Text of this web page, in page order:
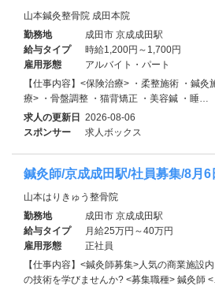
山本鍼灸整骨院 成田本院
勤務地
成田市 京成成田駅
給与タイプ
時給1,200円～1,700円
雇用形態
アルバイト・パート
【仕事内容】<保険治療> ・柔整施術 ・鍼
療> ・骨盤調整 ・猫背矯正 ・美容鍼 ・睡…
求人の更新日 2026-08-06
スポンサー
求人ボックス
鍼灸師/京成成田駅/社員募集/8月6
山本はりきゅう整骨院
勤務地
成田市 京成成田駅
給与タイプ
月給25万円～40万円
雇用形態
正社員
【仕事内容】<鍼灸師募集>人気の商業施設
の技術を学びませんか? <募集職種> 鍼灸師